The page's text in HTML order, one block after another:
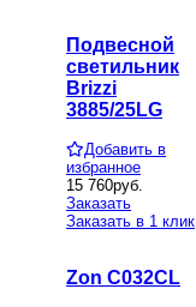
Подвесной
светильник
Brizzi
3885/25LG
Добавить в
избранное
15 760руб.
Заказать
Заказать в 1 клик
Zon C032CL